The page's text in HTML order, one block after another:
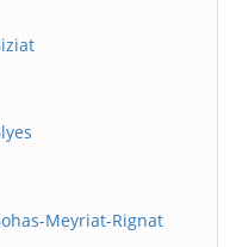
Meyriat-Rignat